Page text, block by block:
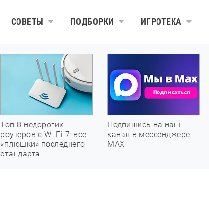
СОВЕТЫ ПОДБОРКИ ИГРОТЕКА
Топ-8 недорогих
роутеров с Wi-Fi 7: все
«плюшки» последнего
стандарта
Подпишись на наш
канал в мессенджере
МАХ